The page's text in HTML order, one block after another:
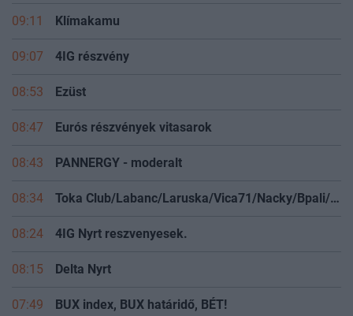
09:11 Klímakamu
09:07 4IG részvény
08:53 Ezüst
08:47 Eurós részvények vitasarok
08:43 PANNERGY - moderalt
08:34 Toka Club/Labanc/Laruska/Vica71/Nacky/Bpali/Oldrider/Josefernando/Mcbull/Kawaszabi
08:24 4IG Nyrt reszvenyesek.
08:15 Delta Nyrt
07:49 BUX index, BUX határidő, BÉT!